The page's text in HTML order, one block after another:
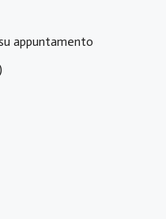
appuntamento